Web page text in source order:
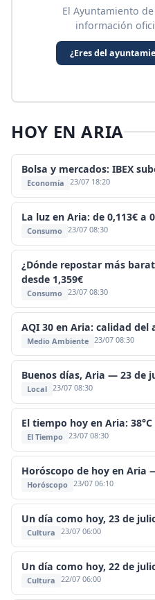
El Ayuntamiento
información
¿Eres del
HOY EN ARIA
Bolsa y mercados: IBEX
Economía 23/07 18:20
La luz en Aria: de 0,113€ a
Consumo 23/07 08:30
¿Dónde repostar más
desde 1,359€
Consumo 23/07 08:30
AQI 30 en Aria: calidad del
Medio Ambiente 23/07 08:30
Buenos días, Aria — 23 de
Local 23/07 08:30
El tiempo hoy en Aria:
El Tiempo 23/07 08:30
Horóscopo de hoy en Aria
Horóscopo 23/07 06:10
Un día como hoy, 23 de
Cultura 23/07 06:00
Un día como hoy, 22 de
Cultura 22/07 06:00